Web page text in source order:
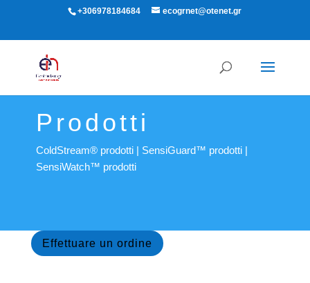
+306978184684 ecogrnet@otenet.gr
Prodotti
ColdStream® prodotti| SensiGuard™ prodotti|
SensiWatch™ prodotti
Effettuare un ordine